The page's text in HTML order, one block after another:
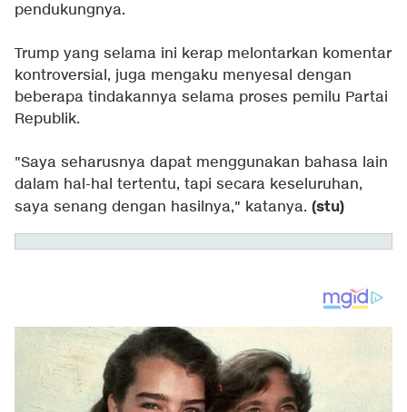
pendukungnya.
Trump yang selama ini kerap melontarkan komentar
kontroversial, juga mengaku menyesal dengan
beberapa tindakannya selama proses pemilu Partai
Republik.
"Saya seharusnya dapat menggunakan bahasa lain
dalam hal-hal tertentu, tapi secara keseluruhan,
saya senang dengan hasilnya," katanya. (stu)